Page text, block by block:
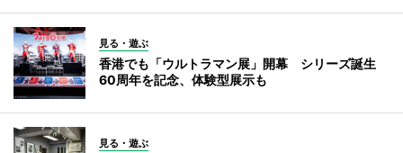
見る・遊ぶ
香港でも「ウルトラマン展」開幕 シリーズ誕生
60周年を記念、体験型展示も
見る・遊ぶ